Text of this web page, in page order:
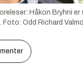
Håkon Bryhni
Foto: Odd Richard